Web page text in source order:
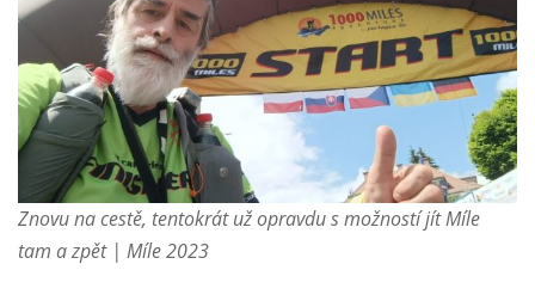
Znovu na cestě, tentokrát už opravdu s možností jít Míle
tam a zpět | Míle 2023